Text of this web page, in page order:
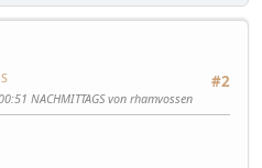
#2
NACHMITTAGS von rhamvossen